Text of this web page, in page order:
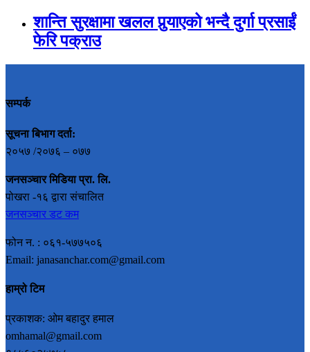
शान्ति सुरक्षामा खलल पुर्‍याएको भन्दै दुर्गा प्रसाईं
फेरि पक्राउ
सम्पर्क
सूचना बिभाग दर्ता:
२०५७ /२०७६ – ०७७
जनसञ्चार मिडिया प्रा. लि.
पोखरा -१६ द्वारा संचालित
जनसञ्चार डट कम
फोन न. : ०६१-५७७५०६
Email: janasanchar.com@gmail.com
हाम्रो टिम
प्रकाशक: ओम बहादुर हमाल
omhamal@gmail.com